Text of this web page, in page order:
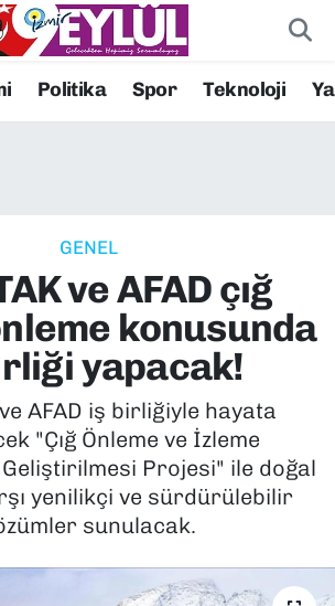
Politika Spor Teknoloji
GENEL
ve AFAD çığ
konusunda
yapacak!
AFAD iş birliğiyle hayata
"Çığ Önleme ve İzleme
Projesi" ile doğal
yenilikçi ve sürdürülebilir
sunulacak.
Eczaneler
Durumu ve Fikstür
Haberleri